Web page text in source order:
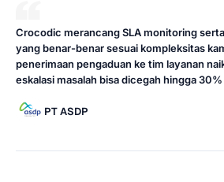
Crocodic merancang SLA monitoring
yang benar-benar sesuai kompleksitas
penerimaan pengaduan ke tim layanan
eskalasi masalah bisa dicegah hingga 30%
PT ASDP